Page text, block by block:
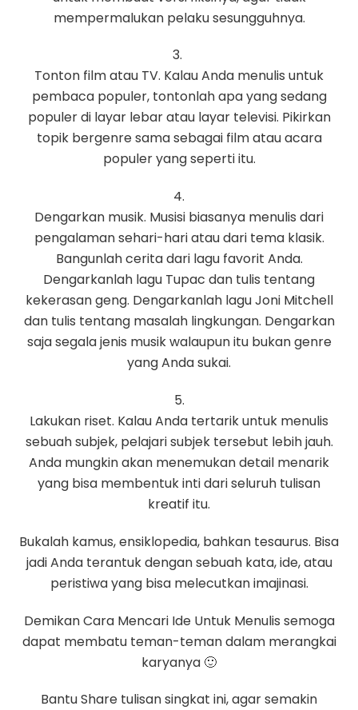
mempermalukan pelaku sesungguhnya.
3.
Tonton film atau TV. Kalau Anda menulis untuk
pembaca populer, tontonlah apa yang sedang
populer di layar lebar atau layar televisi. Pikirkan
topik bergenre sama sebagai film atau acara
populer yang seperti itu.
4.
Dengarkan musik. Musisi biasanya menulis dari
pengalaman sehari-hari atau dari tema klasik.
Bangunlah cerita dari lagu favorit Anda.
Dengarkanlah lagu Tupac dan tulis tentang
kekerasan geng. Dengarkanlah lagu Joni Mitchell
dan tulis tentang masalah lingkungan. Dengarkan
saja segala jenis musik walaupun itu bukan genre
yang Anda sukai.
5.
Lakukan riset. Kalau Anda tertarik untuk menulis
sebuah subjek, pelajari subjek tersebut lebih jauh.
Anda mungkin akan menemukan detail menarik
yang bisa membentuk inti dari seluruh tulisan
kreatif itu.
Bukalah kamus, ensiklopedia, bahkan tesaurus. Bisa
jadi Anda terantuk dengan sebuah kata, ide, atau
peristiwa yang bisa melecutkan imajinasi.
Demikan Cara Mencari Ide Untuk Menulis semoga
dapat membatu teman-teman dalam merangkai
karyanya 🙂
Bantu Share tulisan singkat ini, agar semakin